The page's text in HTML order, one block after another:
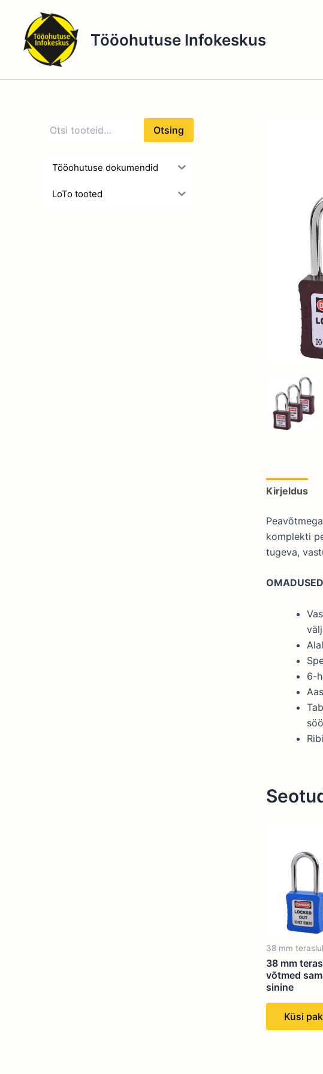
content
Tööohutuse Infokeskus
t
i
g
Otsing
Tööohutuse dokumendid
LoTo tooted
Kirjeldus
komplekti
tugeva,
6-
38 mm
38 mm
võtmed
sinine
Küsi